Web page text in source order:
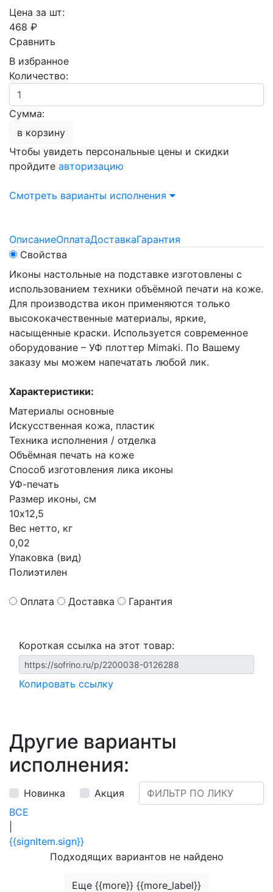
Цена за шт:
468 ₽
Сравнить
В избранное
Количество:
Сумма:
в корзину
Чтобы увидеть персональные цены и скидки
пройдите авторизацию
Смотреть варианты исполнения
ОписаниеОплатаДоставкаГарантия
Свойства
Иконы настольные на подставке изготовлены с
использованием техники объёмной печати на коже.
Для производства икон применяются только
высококачественные материалы, яркие,
насыщенные краски. Используется современное
оборудование – УФ плоттер Mimaki. По Вашему
заказу мы можем напечатать любой лик.
Характеристики:
Материалы основные
Искусственная кожа, пластик
Техника исполнения / отделка
Объёмная печать на коже
Способ изготовления лика иконы
УФ-печать
Размер иконы, см
10х12,5
Вес нетто, кг
0,02
Упаковка (вид)
Полиэтилен
Оплата Доставка Гарантия
Короткая ссылка на этот товар:
Копировать ссылку
Другие варианты
исполнения:
Новинка
Акция
ВСЕ
{{signItem.sign}}
Подходящих вариантов не найдено
Еще {{more}} {{more_label}}